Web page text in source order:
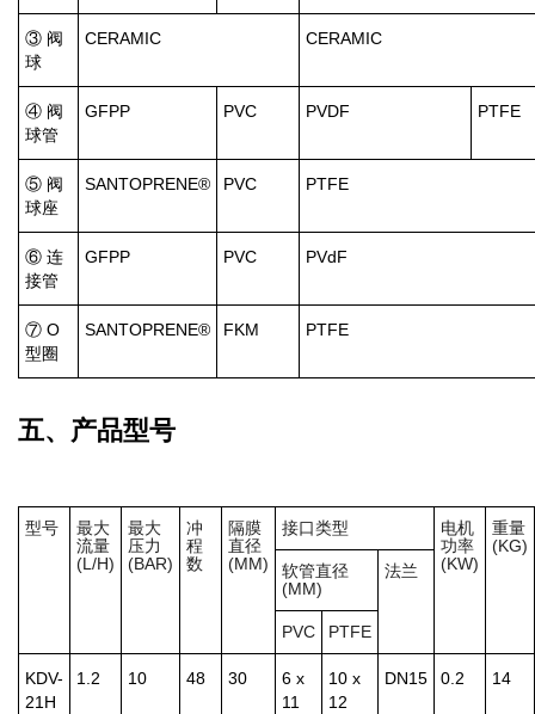
③ 阀
球
CERAMIC CERAMIC
④ 阀
球管
GFPP PVC PVDF PTFE
⑤ 阀
球座
SANTOPRENE® PVC PTFE
⑥ 连
接管
GFPP PVC PVdF
⑦ O
型圈
SANTOPRENE® FKM PTFE
五、产品型号
型号
最大
流量
(L/H)
最大
压力
(BAR)
冲
程
数
隔膜
直径
(MM)
接口类型
电机
功率
(KW)
重量
(KG)
软管直径
(MM)
法兰
PVC PTFE
KDV-
21H
1.2 10 48 30
6 x
11
10 x
12
DN15 0.2 14